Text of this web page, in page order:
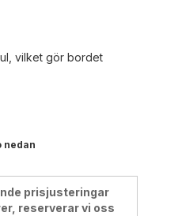
vilket gör bordet
nedan
prisjusteringar
reserverar vi oss